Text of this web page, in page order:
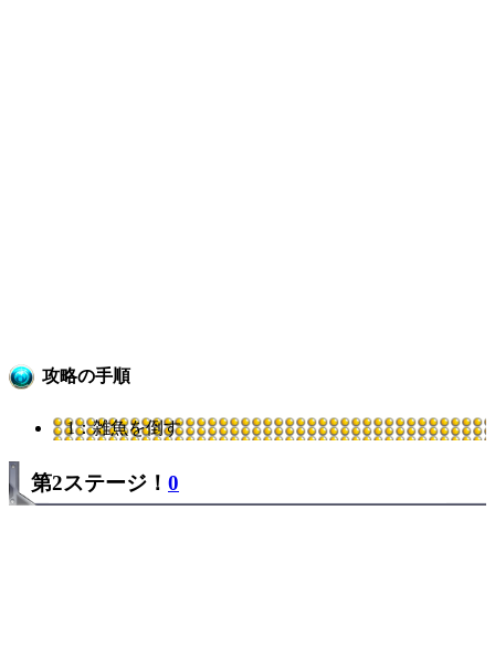
攻略の手順
1：雑魚を倒す
第2ステージ！ 0